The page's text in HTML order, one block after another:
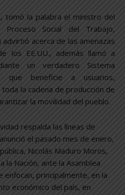
tomó la palabra el ministro del
Social del Trabajo,
advirtió acerca de las amenazas
los EE.UU., además llamó a
un verdadero Sistema
que beneficie a usuarios,
la cadena de producción de
la movilidad del pueblo.
respalda las líneas de
el pasado mes de enero,
Nicolás Maduro Moros,
la Nación, ante la Asamblea
enfocan, principalmente, en la
económico del país, en